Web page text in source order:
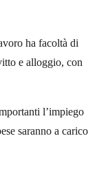
ha facoltà di
e alloggio, con
l’impiego
saranno a carico